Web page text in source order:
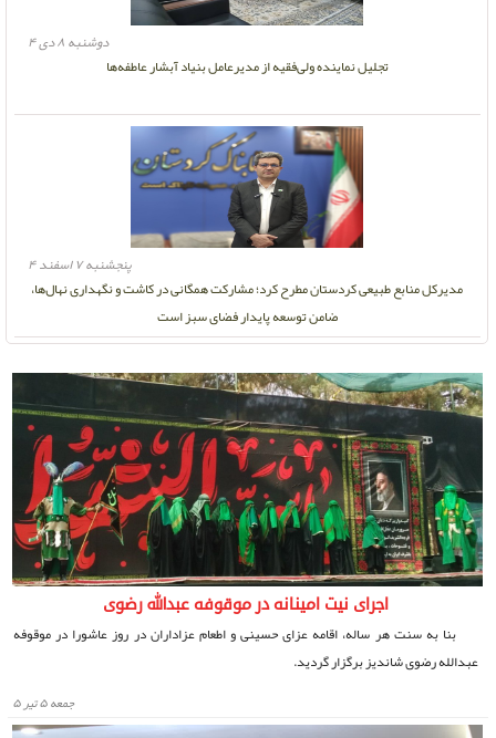
مدیرکل منابع طبیعی کردستان مطرح کرد؛ مشارکت همگانی در کاشت و نگهداری نهال‌ها،
ضامن توسعه پایدار فضای سبز است
پنجشنبه ۷ اسفند ۴
تجلیل نماینده ولی‌فقیه از مدیرعامل بنیاد آبشار عاطفه‌ها
دوشنبه ۸ دی ۴
اجرای نیت امینانه در موقوفه عبدالله رضوی
بنا به سنت هر ساله، اقامه عزای حسینی و اطعام عزاداران در روز عاشورا در موقوفه
عبدالله رضوی شاندیز برگزار گردید.
جمعه ۵ تیر ۵